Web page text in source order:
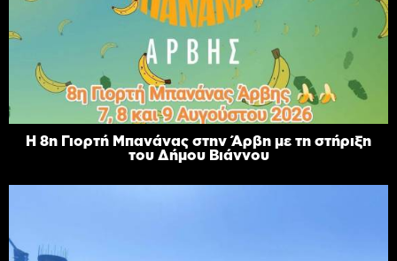
Η 8η Γιορτή Μπανάνας στην Άρβη με τη στήριξη
του Δήμου Βιάννου